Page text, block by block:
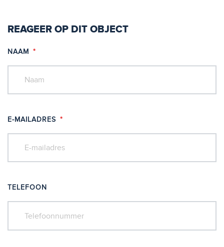
REAGEER OP DIT OBJECT
NAAM *
E-MAILADRES *
TELEFOON